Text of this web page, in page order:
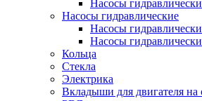
Насосы
Насосы гидравлические
Насосы
Насосы
Кольца
Стекла
Электрика
Вкладыши для двигателя на